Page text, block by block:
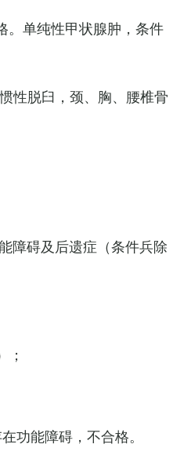
。单纯性甲状腺肿，条件
性脱臼，颈、胸、腰椎骨
障碍及后遗症（条件兵除
功能障碍，不合格。